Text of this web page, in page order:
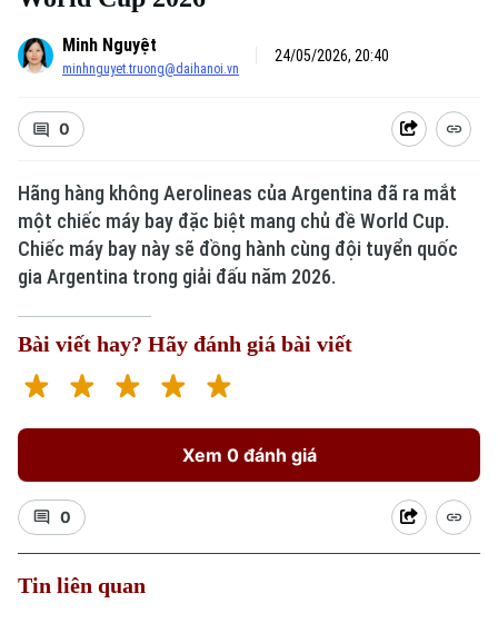
Minh Nguyệt
minhnguyet.truong@daihanoi.vn
24/05/2026, 20:40
0
Hãng hàng không Aerolineas của Argentina đã ra mắt
một chiếc máy bay đặc biệt mang chủ đề World Cup.
Chiếc máy bay này sẽ đồng hành cùng đội tuyển quốc
gia Argentina trong giải đấu năm 2026.
Bài viết hay? Hãy đánh giá bài viết
Xem 0 đánh giá
0
Tin liên quan